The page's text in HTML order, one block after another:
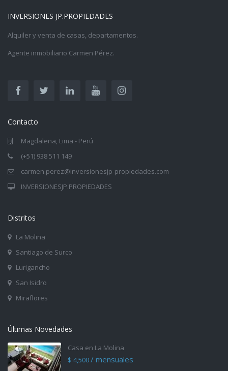
INVERSIONES JP.PROPIEDADES
Alquiler y venta de casas, departamentos.
Agente inmobiliario Carmen Pérez.
Contacto
Magdalena, Lima - Perú
(+51) 938 511 149
carmen.perez@inversionesjp-propiedades.com
INVERSIONESJP.PROPIEDADES
Distritos
La Molina
Santiago de Surco
Lurigancho
San Isidro
Miraflores
Últimas Novedades
Casa en La Molina
$ 4,500/ mensuales